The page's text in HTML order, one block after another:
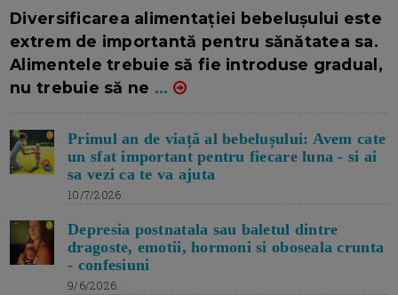
Diversificarea alimentației bebelușului este
extrem de importantă pentru sănătatea sa.
Alimentele trebuie să fie introduse gradual,
nu trebuie să ne ...
Primul an de viață al bebelușului: Avem cate
un sfat important pentru fiecare luna - si ai
sa vezi ca te va ajuta
10/7/2026
Depresia postnatala sau baletul dintre
dragoste, emotii, hormoni si oboseala crunta
- confesiuni
9/6/2026